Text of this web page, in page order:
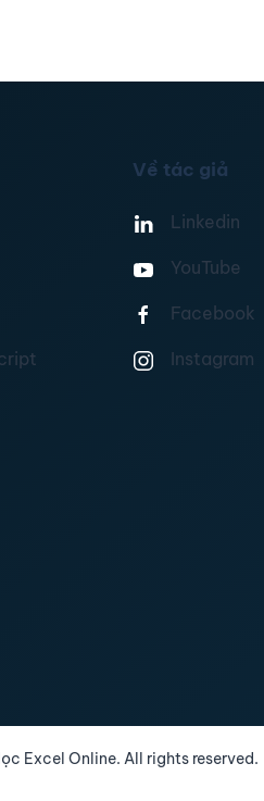
Về tác giả
Linkedin
YouTube
Facebook
Instagram
Excel Online. All rights reserved.